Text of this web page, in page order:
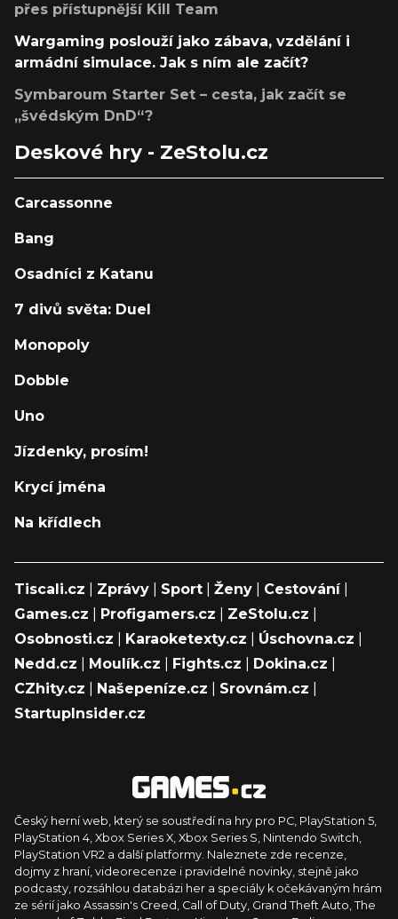
přes přístupnější Kill Team
Wargaming poslouží jako zábava, vzdělání i
armádní simulace. Jak s ním ale začít?
Symbaroum Starter Set – cesta, jak začít se
„švédským DnD“?
Deskové hry - ZeStolu.cz
Carcassonne
Bang
Osadníci z Katanu
7 divů světa: Duel
Monopoly
Dobble
Uno
Jízdenky, prosím!
Krycí jména
Na křídlech
Tiscali.cz Zprávy Sport Ženy Cestování|
Games.cz
Profigamers.cz ZeStolu.cz
Osobnosti.cz
Karaoketexty.cz Úschovna.cz
Nedd.cz
Moulík.cz Fights.cz Dokina.cz
CZhity.cz
Našepeníze.cz Srovnám.cz
StartupInsider.cz
Český herní web, který se soustředí na hry pro PC, PlayStation 5,
PlayStation 4, Xbox Series X, Xbox Series S, Nintendo Switch,
PlayStation VR2 a další platformy. Naleznete zde recenze,
dojmy z hraní, videorecenze i pravidelné novinky, stejně jako
podcasty, rozsáhlou databázi her a speciály k očekávaným hrám
ze sérií jako Assassin's Creed, Call of Duty, Grand Theft Auto, The